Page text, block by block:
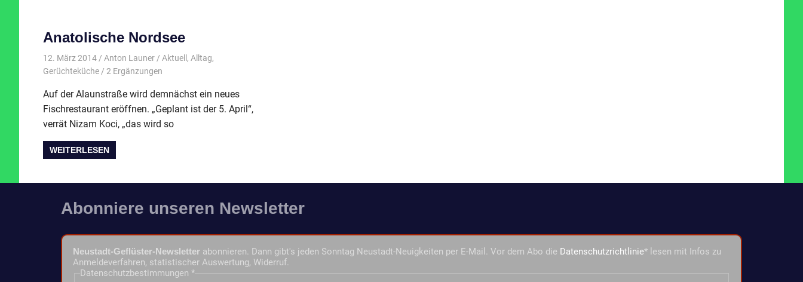
Anatolische Nordsee
12. März 2014 Anton Launer Aktuell , Alltag,
Gerüchteküche / 2 Ergänzungen
Auf der Alaunstraße wird demnächst ein neues
Fischrestaurant eröffnen. „Geplant ist der 5. April“,
verrät Nizam Koci, „das wird so
WEITERLESEN
Abonniere unseren Newsletter
Neustadt-Geflüster-Newsletter abonnieren. Dann gibt's jeden Sonntag Neustadt-Neuigkeiten per E-Mail. Vor dem Abo die Datenschutzrichtlinie* lesen mit Infos zu
Anmeldeverfahren, statistischer Auswertung, Widerruf.
Datenschutzbestimmungen *